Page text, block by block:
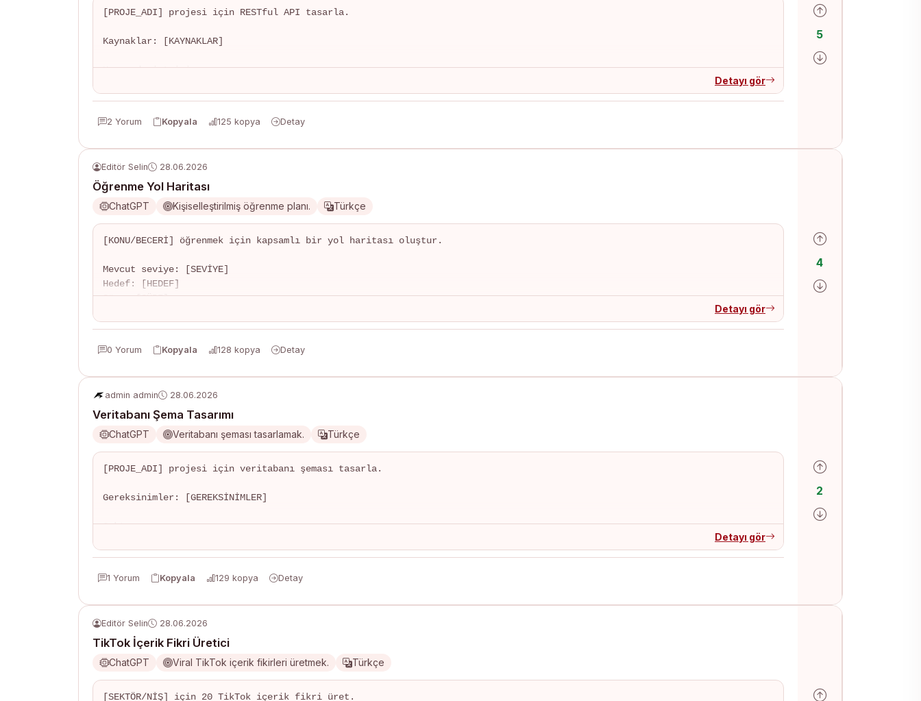
[PROJE_ADI] projesi için RESTful API tasarla.
Kaynaklar: [KAYNAKLAR]
Her endpoint için:
- Request body/params
- Status kodları
Detayı gör
2 Yorum Kopyala 125 kopya Detay
Olumlu oy ver
5
Olumsuz oy ver
Editör Selin 28.06.2026
Öğrenme Yol Haritası
ChatGPT Kişiselleştirilmiş öğrenme planı. Türkçe
[KONU/BECERİ] öğrenmek için kapsamlı bir yol haritası oluştur.
Mevcut seviye: [SEVİYE]
Hedef: [HEDEF]
Süre: [SÜRE]
Yol haritası:
- Önerilen kaynaklar (ücretsiz+ücretli)
- Değerlendirme kriterleri
Detayı gör
0 Yorum Kopyala 128 kopya Detay
Olumlu oy ver
4
Olumsuz oy ver
admin admin 28.06.2026
Veritabanı Şema Tasarımı
ChatGPT Veritabanı şeması tasarlamak. Türkçe
[PROJE_ADI] projesi için veritabanı şeması tasarla.
Gereksinimler: [GEREKSİNİMLER]
Çıktı:
- Tablo yapıları (SQL)
- Index stratejisi
Detayı gör
1 Yorum Kopyala 129 kopya Detay
Olumlu oy ver
2
Olumsuz oy ver
Editör Selin 28.06.2026
TikTok İçerik Fikri Üretici
ChatGPT Viral TikTok içerik fikirleri üretmek. Türkçe
[SEKTÖR/NİŞ] için 20 TikTok içerik fikri üret. Olumlu oy ver